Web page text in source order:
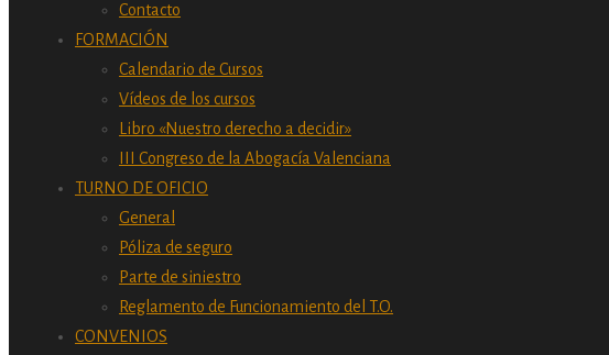
Contacto
FORMACIÓN
Calendario de Cursos
Vídeos de los cursos
Libro «Nuestro derecho a decidir»
III Congreso de la Abogacía Valenciana
TURNO DE OFICIO
General
Póliza de seguro
Parte de siniestro
Reglamento de Funcionamiento del T.O.
CONVENIOS